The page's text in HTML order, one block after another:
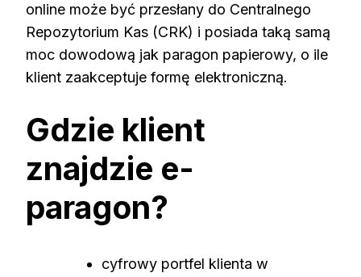
online może być przesłany do Centralnego
Repozytorium Kas (CRK) i posiada taką samą
moc dowodową jak paragon papierowy, o ile
klient zaakceptuje formę elektroniczną.
Gdzie klient
znajdzie e-
paragon?
cyfrowy portfel klienta w